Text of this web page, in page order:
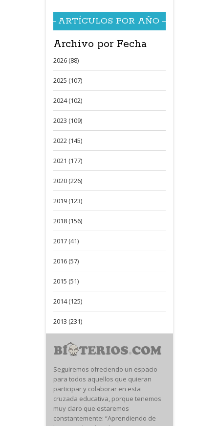
ARTÍCULOS POR AÑO
Archivo por Fecha
2026 (88)
2025 (107)
2024 (102)
2023 (109)
2022 (145)
2021 (177)
2020 (226)
2019 (123)
2018 (156)
2017 (41)
2016 (57)
2015 (51)
2014 (125)
2013 (231)
Seguiremos ofreciendo un espacio
para todos aquellos que quieran
participar y colaborar en esta
cruzada educativa, porque tenemos
muy claro que estaremos
constantemente: “Aprendiendo de